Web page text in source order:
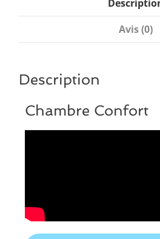
Avis (0)
Description
Chambre Confort